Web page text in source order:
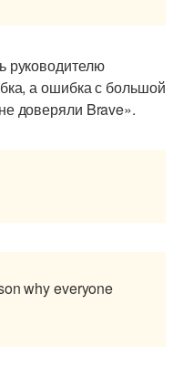
руководителю
а ошибка с большой
доверяли Brave».
why everyone